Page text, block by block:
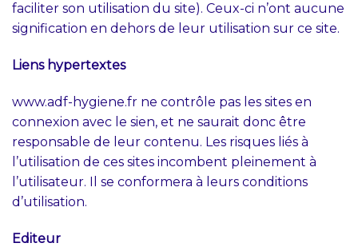
faciliter son utilisation du site). Ceux-ci n’ont aucune
signification en dehors de leur utilisation sur ce site.
Liens hypertextes
www.adf-hygiene.fr ne contrôle pas les sites en
connexion avec le sien, et ne saurait donc être
responsable de leur contenu. Les risques liés à
l’utilisation de ces sites incombent pleinement à
l’utilisateur. Il se conformera à leurs conditions
d’utilisation.
Editeur